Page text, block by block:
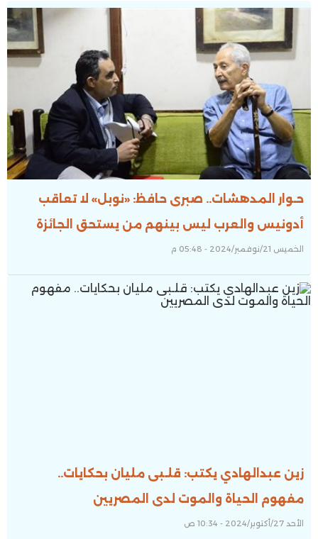
حـوار المدهشات.. صبرى حافظ: «نوبل» لا تعاقب
أدونيس والعرب ليس بينهم من يستحق الجائزة
الخميس 21/نوفمبر/2024 - 05:48 م
زين عبدالهادي يكتب: قلـبى مليان بحكايات..
مفهوم الحياة والموت لدى المصريين
الأحد 27/أكتوبر/2024 - 10:34 ص